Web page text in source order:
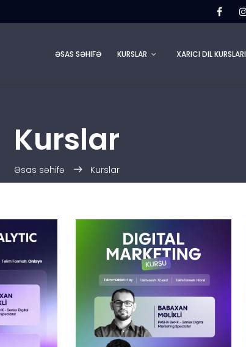
Kurslar
Əsas səhifə Kurslar
ƏSAS SƏHIFƏ KURSLAR XARICI DIL KURSLARI